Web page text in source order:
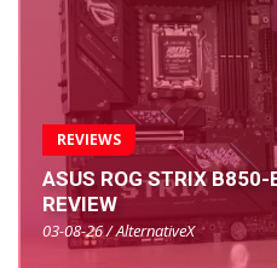
REVIEWS
ASUS ROG STRIX
REVIEW
03-08-26 / AlternativeX